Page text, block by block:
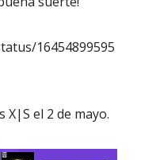
16454899595
X|S el 2 de mayo.